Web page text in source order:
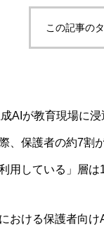
この記事の
AIが教育現場に
、保護者の約7割
用している」層
おける保護者向